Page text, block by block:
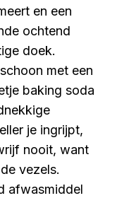
en een
ochtend
doek.
met een
baking soda
je ingrijpt,
nooit, want
vezels.
afwasmiddel